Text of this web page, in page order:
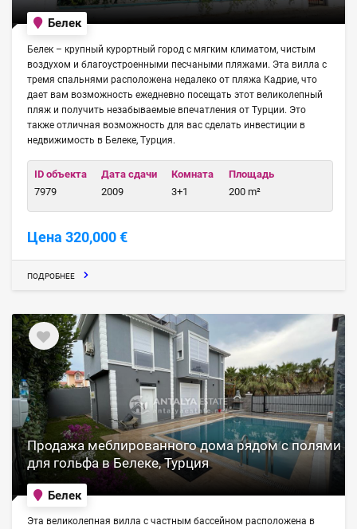
Белек
Белек – крупный курортный город с мягким климатом, чистым
воздухом и благоустроенными песчаными пляжами. Эта вилла с
тремя спальнями расположена недалеко от пляжа Кадрие, что
дает вам возможность ежедневно посещать этот великолепный
пляж и получить незабываемые впечатления от Турции. Это
также отличная возможность для вас сделать инвестиции в
недвижимость в Белеке, Турция.
ID объекта
7979
Дата сдачи
2009
Комната
3+1
Площадь
200 m²
Цена 320,000 €
ПОДРОБНЕЕ
Продажа меблированного дома рядом с полями
для гольфа в Белеке, Турция
Белек
Эта великолепная вилла с частным бассейном расположена в